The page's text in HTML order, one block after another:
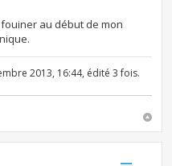
fouiner au début de mon
2013, 16:44, édité 3 fois.